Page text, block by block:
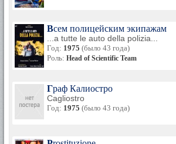
Всем полицейским экипажам
...a tutte le auto della polizia...
Год: 1975 (было 43 года)
Роль: Head of Scientific Team
Граф Калиостро
Cagliostro
Год: 1975 (было 43 года)